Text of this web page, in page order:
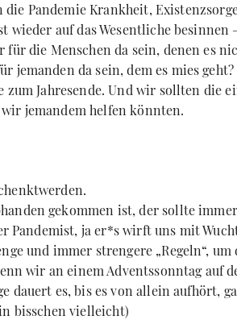
Pandemie Krankheit,
wieder auf das Wesentliche besinnen
die Menschen da sein, denen es
da sein, dem es mies geht?
Jahresende. Und wir sollten die
jemandem helfen könnten.
gekommen ist, der sollte
ja er*s wirft uns mit
und immer strengere „Regeln“, um
wir an einem Adventssonntag auf
dauert es, bis es von allein aufhört,
bisschen vielleicht)